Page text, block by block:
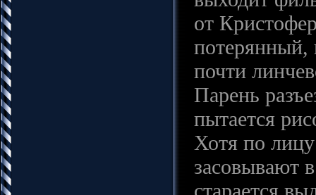
от
почти
Парень
пытается
Хотя по
засовывают
старается